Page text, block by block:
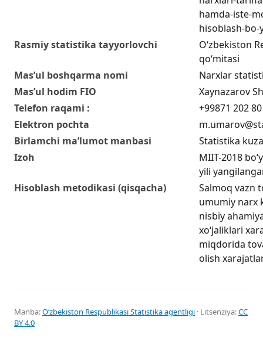
hamda-iste-
hisoblash-
Rasmiy statistika tayyorlovchi
O‘zbekiston
qo‘mitasi
Mas’ul boshqarma nomi
Narxlar
Mas’ul hodim FIO
Xaynazarov
Telefon raqami :
+99871 202
Elektron pochta
Birlamchi ma’lumot manbasi
Statistika
Izoh
MIIT-2018
yili
Hisoblash metodikasi (qisqacha)
Salmoq vazn
umumiy narx
nisbiy
xo‘jaliklari
miqdorida
olish
Manba:Oʻzbekiston Respublikasi Statistika agentligi · Litsenziya:CC
BY 4.0